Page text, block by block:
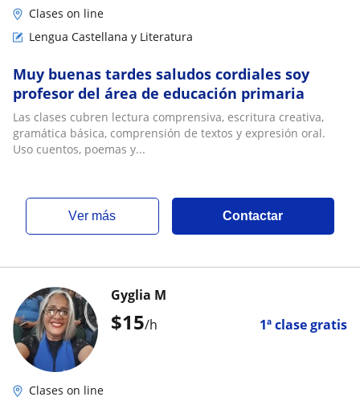
Clases on line
Lengua Castellana y Literatura
Muy buenas tardes saludos cordiales soy
profesor del área de educación primaria
Las clases cubren lectura comprensiva, escritura creativa,
gramática básica, comprensión de textos y expresión oral.
Uso cuentos, poemas y...
ver más Contactar
$15/h 1ª clase gratis
Gyglia M
Clases on line